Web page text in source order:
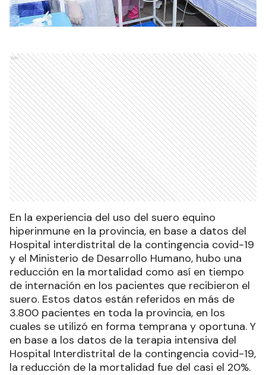
Ads
En la experiencia del uso del suero equino
hiperinmune en la provincia, en base a datos del
Hospital interdistrital de la contingencia covid-19
y el Ministerio de Desarrollo Humano, hubo una
reducción en la mortalidad como así en tiempo
de internación en los pacientes que recibieron el
suero. Estos datos están referidos en más de
3.800 pacientes en toda la provincia, en los
cuales se utilizó en forma temprana y oportuna. Y
en base a los datos de la terapia intensiva del
Hospital Interdistrital de la contingencia covid-19,
la reducción de la mortalidad fue del casi el 20%.